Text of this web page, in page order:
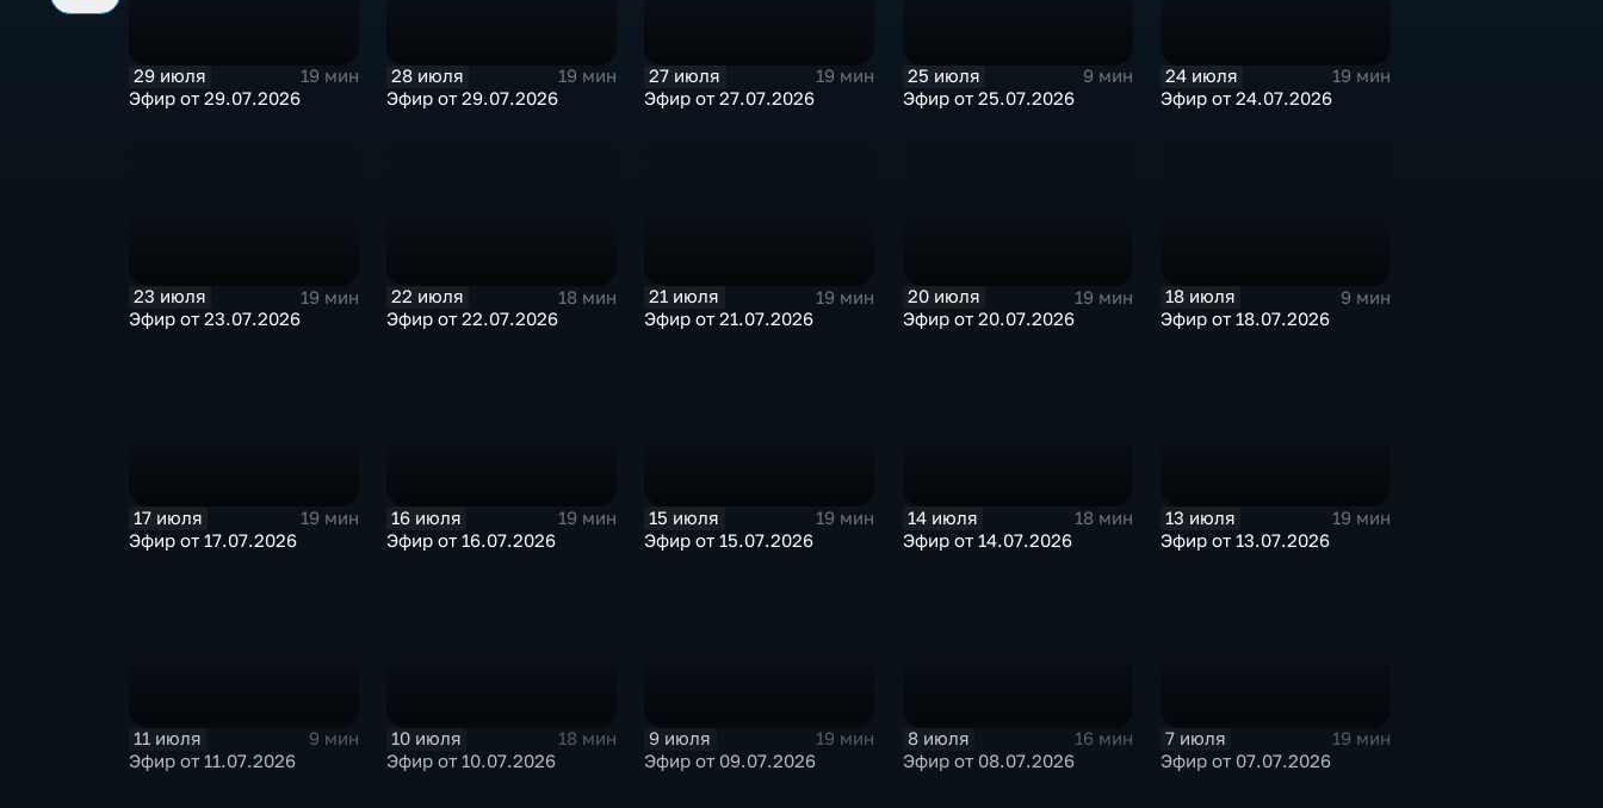
29 июля
19 мин
Эфир от 29.07.2026
28 июля
19 мин
Эфир от 29.07.2026
27 июля
19 мин
Эфир от 27.07.2026
25 июля
9 мин
Эфир от 25.07.2026
24 июля
19 мин
Эфир от 24.07.2026
23 июля
19 мин
Эфир от 23.07.2026
22 июля
18 мин
Эфир от 22.07.2026
21 июля
19 мин
Эфир от 21.07.2026
20 июля
19 мин
Эфир от 20.07.2026
18 июля
9 мин
Эфир от 18.07.2026
17 июля
19 мин
Эфир от 17.07.2026
16 июля
19 мин
Эфир от 16.07.2026
15 июля
19 мин
Эфир от 15.07.2026
14 июля
18 мин
Эфир от 14.07.2026
13 июля
19 мин
Эфир от 13.07.2026
11 июля
9 мин
Эфир от 11.07.2026
10 июля
18 мин
Эфир от 10.07.2026
9 июля
19 мин
Эфир от 09.07.2026
8 июля
16 мин
Эфир от 08.07.2026
7 июля
19 мин
Эфир от 07.07.2026